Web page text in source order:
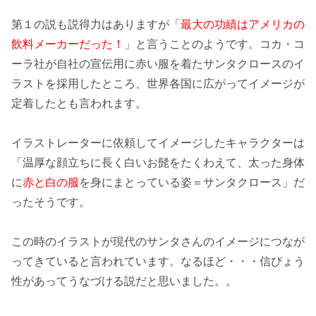
第１の説も説得力はありますが「 最大の功績はアメリカの
飲料メーカーだった！
」と言うことのようです。
コカ・コ
ーラ社が自社の宣伝用 に赤い服を着たサンタクロースのイ
ラスト を採用したところ、世界各国に広がってイメージが
定着したとも言われます。
イラストレーターに依頼してイメージしたキャラクターは
「温厚な顔立ちに長く白いお髭をたくわえて、太った身体
に赤と白の服 を身にまとっている姿＝ サンタクロース 」だ
ったそうです。
この時のイラストが現代のサンタさんのイメージにつなが
ってきていると言われています。なるほど・・・信ぴょう
性があってうなづける説だと思いました。。